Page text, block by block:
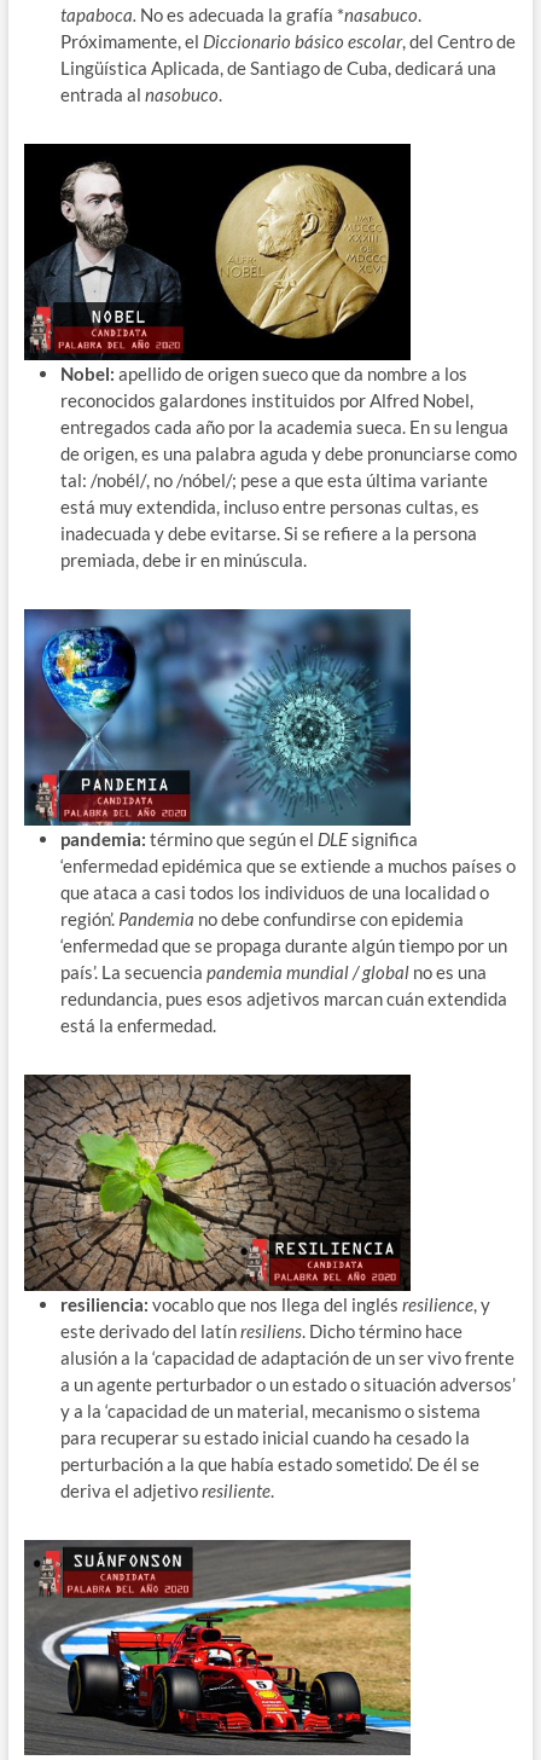
tapaboca. No es adecuada la grafía *nasabuco.
Próximamente, el Diccionario básico escolar, del Centro de
Lingüística Aplicada, de Santiago de Cuba, dedicará una
entrada al nasobuco.
Nobel: apellido de origen sueco que da nombre a los
reconocidos galardones instituidos por Alfred Nobel,
entregados cada año por la academia sueca. En su lengua
de origen, es una palabra aguda y debe pronunciarse como
tal: /nobél/, no /nóbel/; pese a que esta última variante
está muy extendida, incluso entre personas cultas, es
inadecuada y debe evitarse. Si se refiere a la persona
premiada, debe ir en minúscula.
pandemia: término que según el DLEsignifica
‘enfermedad epidémica que se extiende a muchos países o
que ataca a casi todos los individuos de una localidad o
región’. Pandemia no debe confundirse con epidemia
‘enfermedad que se propaga durante algún tiempo por un
país’. La secuencia pandemia mundial / globalno es una
redundancia, pues esos adjetivos marcan cuán extendida
está la enfermedad.
resiliencia: vocablo que nos llega del inglés resilience, y
este derivado del latínresiliens. Dicho término hace
alusión a la ‘capacidad de adaptación de un ser vivo frente
a un agente perturbador o un estado o situación adversos’
y a la ‘capacidad de un material, mecanismo o sistema
para recuperar su estado inicial cuando ha cesado la
perturbación a la que había estado sometido’. De él se
deriva el adjetivoresiliente.